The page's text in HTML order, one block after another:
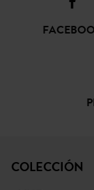
COLECCIÓN